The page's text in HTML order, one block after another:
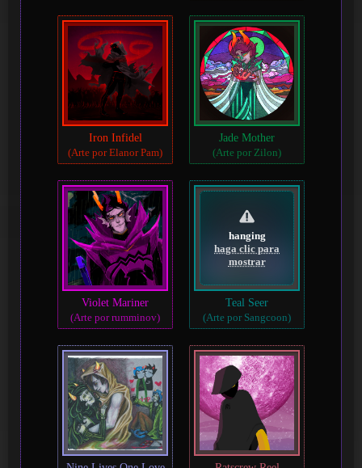
Iron Infidel
(Arte por Elanor Pam)
Jade Mother
(Arte por Zilon)
Violet Mariner
(Arte por rumminov)
hanging
haga clic para
mostrar
Teal Seer
(Arte por Sangcoon)